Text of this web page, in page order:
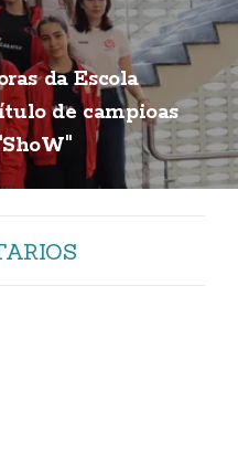
da Escola
de campioas